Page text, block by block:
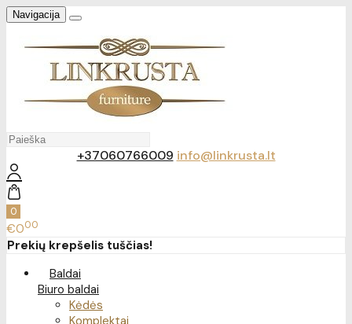
Navigacija
+37060766009 info@linkrusta.lt
0
€000
Prekių krepšelis tuščias!
Baldai
Biuro baldai
Kėdės
Komplektai